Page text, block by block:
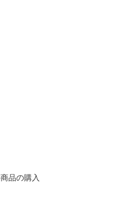
品の購入